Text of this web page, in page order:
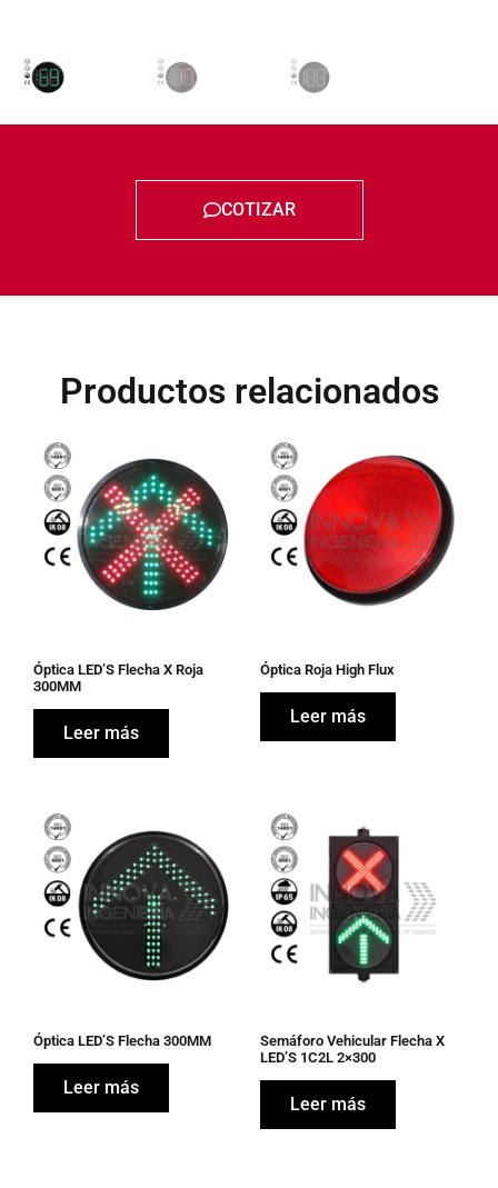
COTIZAR
Productos relacionados
Óptica LED’S Flecha X Roja
300MM
Leer más
Óptica Roja High Flux
Leer más
Óptica LED’S Flecha 300MM
Leer más
Semáforo Vehicular Flecha X
LED’S 1C2L 2×300
Leer más